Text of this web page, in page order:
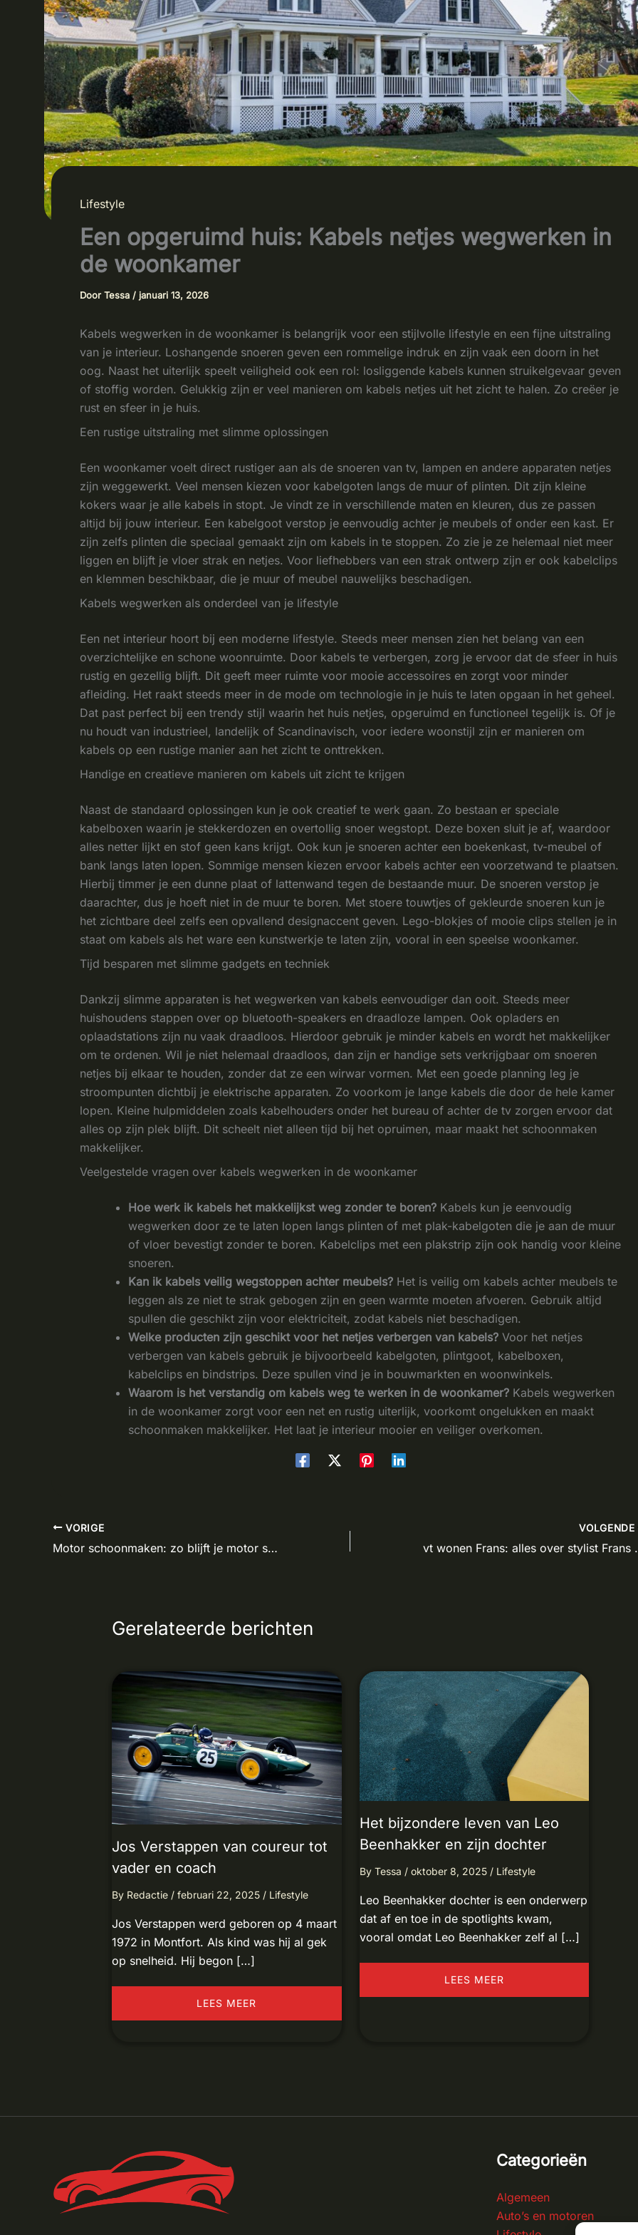
Lifestyle
Een opgeruimd huis: Kabels netjes wegwerken in
de woonkamer
DoorTessa / januari 13, 2026
Kabels wegwerken in de woonkamer is belangrijk voor een stijlvolle lifestyle en een fijne uitstraling
van je interieur. Loshangende snoeren geven een rommelige indruk en zijn vaak een doorn in het
oog. Naast het uiterlijk speelt veiligheid ook een rol: losliggende kabels kunnen struikelgevaar geven
of stoffig worden. Gelukkig zijn er veel manieren om kabels netjes uit het zicht te halen. Zo creëer je
rust en sfeer in je huis.
Een rustige uitstraling met slimme oplossingen
Een woonkamer voelt direct rustiger aan als de snoeren van tv, lampen en andere apparaten netjes
zijn weggewerkt. Veel mensen kiezen voor kabelgoten langs de muur of plinten. Dit zijn kleine
kokers waar je alle kabels in stopt. Je vindt ze in verschillende maten en kleuren, dus ze passen
altijd bij jouw interieur. Een kabelgoot verstop je eenvoudig achter je meubels of onder een kast. Er
zijn zelfs plinten die speciaal gemaakt zijn om kabels in te stoppen. Zo zie je ze helemaal niet meer
liggen en blijft je vloer strak en netjes. Voor liefhebbers van een strak ontwerp zijn er ook kabelclips
en klemmen beschikbaar, die je muur of meubel nauwelijks beschadigen.
Kabels wegwerken als onderdeel van je lifestyle
Een net interieur hoort bij een moderne lifestyle. Steeds meer mensen zien het belang van een
overzichtelijke en schone woonruimte. Door kabels te verbergen, zorg je ervoor dat de sfeer in huis
rustig en gezellig blijft. Dit geeft meer ruimte voor mooie accessoires en zorgt voor minder
afleiding. Het raakt steeds meer in de mode om technologie in je huis te laten opgaan in het geheel.
Dat past perfect bij een trendy stijl waarin het huis netjes, opgeruimd en functioneel tegelijk is. Of je
nu houdt van industrieel, landelijk of Scandinavisch, voor iedere woonstijl zijn er manieren om
kabels op een rustige manier aan het zicht te onttrekken.
Handige en creatieve manieren om kabels uit zicht te krijgen
Naast de standaard oplossingen kun je ook creatief te werk gaan. Zo bestaan er speciale
kabelboxen waarin je stekkerdozen en overtollig snoer wegstopt. Deze boxen sluit je af, waardoor
alles netter lijkt en stof geen kans krijgt. Ook kun je snoeren achter een boekenkast, tv-meubel of
bank langs laten lopen. Sommige mensen kiezen ervoor kabels achter een voorzetwand te plaatsen.
Hierbij timmer je een dunne plaat of lattenwand tegen de bestaande muur. De snoeren verstop je
daarachter, dus je hoeft niet in de muur te boren. Met stoere touwtjes of gekleurde snoeren kun je
het zichtbare deel zelfs een opvallend designaccent geven. Lego-blokjes of mooie clips stellen je in
staat om kabels als het ware een kunstwerkje te laten zijn, vooral in een speelse woonkamer.
Tijd besparen met slimme gadgets en techniek
Dankzij slimme apparaten is het wegwerken van kabels eenvoudiger dan ooit. Steeds meer
huishoudens stappen over op bluetooth-speakers en draadloze lampen. Ook opladers en
oplaadstations zijn nu vaak draadloos. Hierdoor gebruik je minder kabels en wordt het makkelijker
om te ordenen. Wil je niet helemaal draadloos, dan zijn er handige sets verkrijgbaar om snoeren
netjes bij elkaar te houden, zonder dat ze een wirwar vormen. Met een goede planning leg je
stroompunten dichtbij je elektrische apparaten. Zo voorkom je lange kabels die door de hele kamer
lopen. Kleine hulpmiddelen zoals kabelhouders onder het bureau of achter de tv zorgen ervoor dat
alles op zijn plek blijft. Dit scheelt niet alleen tijd bij het opruimen, maar maakt het schoonmaken
makkelijker.
Veelgestelde vragen over kabels wegwerken in de woonkamer
Hoe werk ik kabels het makkelijkst weg zonder te boren? Kabels kun je eenvoudig
wegwerken door ze te laten lopen langs plinten of met plak-kabelgoten die je aan de muur
of vloer bevestigt zonder te boren. Kabelclips met een plakstrip zijn ook handig voor kleine
snoeren.
Kan ik kabels veilig wegstoppen achter meubels? Het is veilig om kabels achter meubels te
leggen als ze niet te strak gebogen zijn en geen warmte moeten afvoeren. Gebruik altijd
spullen die geschikt zijn voor elektriciteit, zodat kabels niet beschadigen.
Welke producten zijn geschikt voor het netjes verbergen van kabels? Voor het netjes
verbergen van kabels gebruik je bijvoorbeeld kabelgoten, plintgoot, kabelboxen,
kabelclips en bindstrips. Deze spullen vind je in bouwmarkten en woonwinkels.
Waarom is het verstandig om kabels weg te werken in de woonkamer? Kabels wegwerken
in de woonkamer zorgt voor een net en rustig uiterlijk, voorkomt ongelukken en maakt
schoonmaken makkelijker. Het laat je interieur mooier en veiliger overkomen.
VORIGE
Motor schoonmaken: zo blijft je motor stralend en gezond
VOLGENDE
vt wonen
Gerelateerde berichten
Jos Verstappen van coureur tot
vader en coach
By Redactie / februari 22, 2025 / Lifestyle
Jos Verstappen werd geboren op 4 maart
1972 in Montfort. Als kind was hij al gek
op snelheid. Hij begon […]
LEES MEER
Het bijzondere leven van Leo
Beenhakker en zijn dochter
By Tessa / oktober 8, 2025 / Lifestyle
Leo Beenhakker dochter is een onderwerp
dat af en toe in de spotlights kwam,
vooral omdat Leo Beenhakker zelf al […]
LEES MEER
Categorieën
Algemeen
Auto’s en motoren